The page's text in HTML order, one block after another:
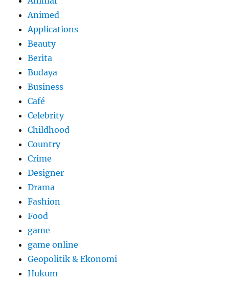
Animed
Applications
Beauty
Berita
Budaya
Business
Café
Celebrity
Childhood
Country
Crime
Designer
Drama
Fashion
Food
game
game online
Geopolitik & Ekonomi
Hukum